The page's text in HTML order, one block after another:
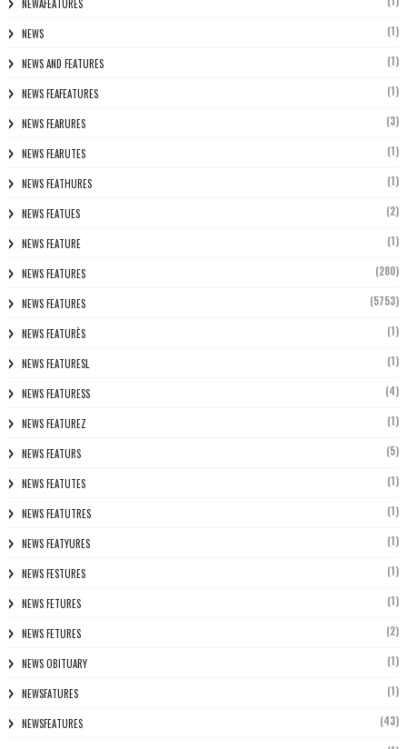
NEWAFEATURES
NEWS (1)
NEWS AND FEATURES (1)
NEWS FEAFEATURES (1)
NEWS FEARURES (3)
NEWS FEARUTES (1)
NEWS FEATHURES (1)
NEWS FEATUES (2)
NEWS FEATURE (1)
NEWS FEATURES (280)
NEWS FEATURES (5753)
NEWS FEATURÈS (1)
NEWS FEATURESL (1)
NEWS FEATURESS (4)
NEWS FEATUREZ (1)
NEWS FEATURS (5)
NEWS FEATUTES (1)
NEWS FEATUTRES (1)
NEWS FEATYURES (1)
NEWS FESTURES (1)
NEWS FETURES (1)
NEWS FETURES (2)
NEWS OBITUARY (1)
NEWSFATURES (1)
NEWSFEATURES (43)